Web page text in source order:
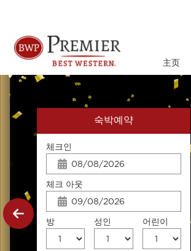
主页
숙박예약
체크인
체크 아웃
방 성인 어린이